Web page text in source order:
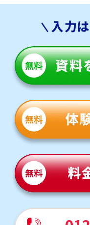
人気のコース
②県立高校入試対
トライはいわき
る駅にあるため
日も自習のため
定期テスト対策
数学（教科書：東
教科書・ワーク
やテスト勉強の
時間をかけられ
英語（教科書：東
教科書・ワーク
やテスト勉強の
ムは単に暗記す
②県立高校入試